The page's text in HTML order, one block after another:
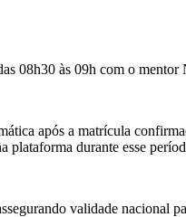
08h30 às 09h com o
após a matrícula
plataforma durante esse
validade nacional